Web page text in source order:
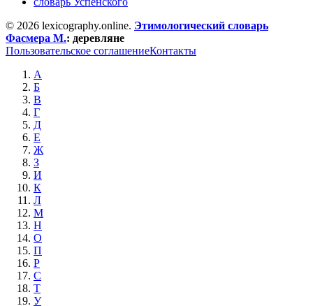
© 2026 lexicography.online. Этимологический словарь
Фасмера М.: деревляне
Пользовательское соглашениеКонтакты
А
Б
В
Г
Д
Е
Ж
З
И
К
Л
М
Н
О
П
Р
С
Т
У